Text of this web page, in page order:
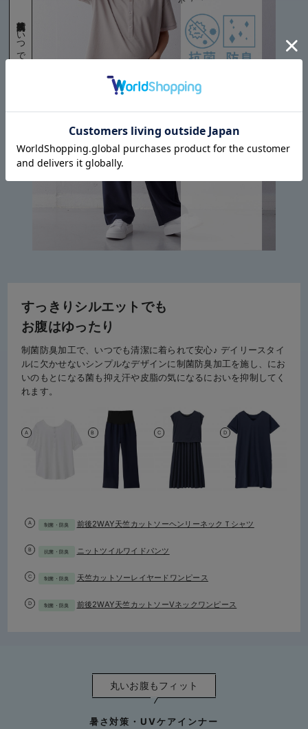
抗菌防臭効果でいつでも清潔♪
すっきりシルエットでも
お腹はゆったり
制菌防臭加工で、いつでも清潔に着られて安心♪ デイリースタイ
ルに欠かせないシンプルなデザインに制菌防臭加工を施し、にお
いのもとになる菌も抑え汗や皮脂の気になるにおいを抑制してく
れます。
制菌・防臭 前後2WAY天竺カットソーヘンリーネックＴシャツ
抗菌・防臭 ニットツイルワイドパンツ
制菌・防臭 天竺カットソーレイヤードワンピース
制菌・防臭 前後2WAY天竺カットソーVネックワンピース
丸いお腹もフィット
暑さ対策・UVケアインナー